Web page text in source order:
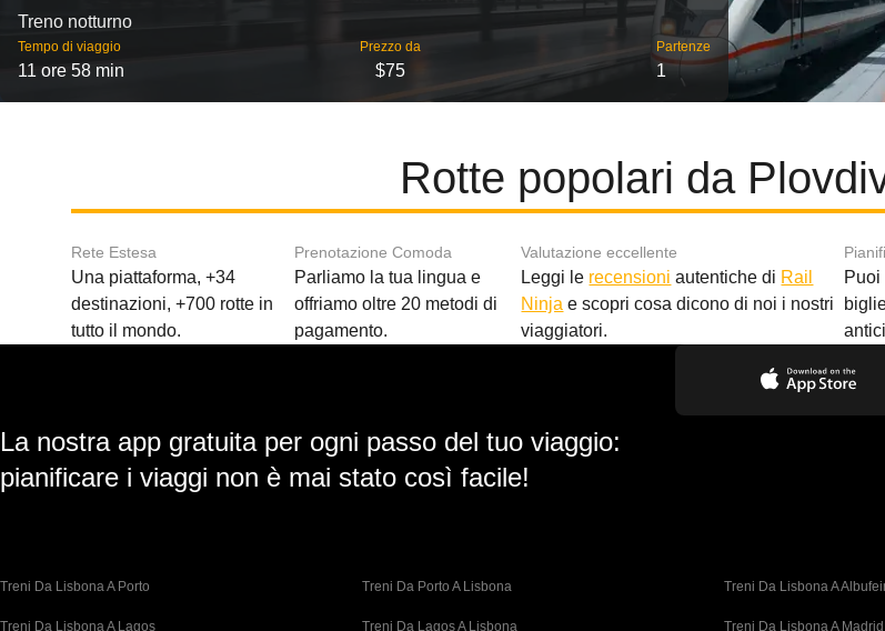
Treno notturno
Tempo di viaggio
11 ore 58 min
Prezzo da
$75
Partenze
1
Rotte popolari da
Rete Estesa
Una piattaforma, +34
destinazioni, +700 rotte in
tutto il mondo.
Prenotazione Comoda
Parliamo la tua lingua e
offriamo oltre 20 metodi di
pagamento.
Valutazione eccellente
Leggi le recensioni autentiche di Rail
Ninja e scopri cosa dicono di noi i nostri
viaggiatori.
Puoi
La nostra app gratuita per ogni passo del tuo viaggio:
pianificare i viaggi non è mai stato così facile!
Treni Da Lisbona A Porto Treni Da Porto A Lisbona Treni Da Lisbona A
Treni Da Lisbona A Lagos Treni Da Lagos A Lisbona Treni Da Lisbona A Madrid